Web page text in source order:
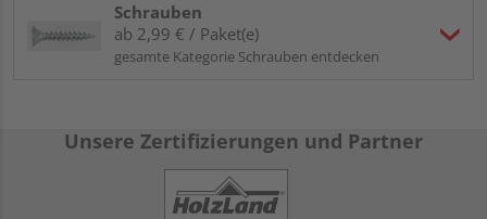
Schrauben
ab 2,99 € / Paket(e)
gesamte Kategorie Schrauben entdecken
Unsere Zertifizierungen und Partner